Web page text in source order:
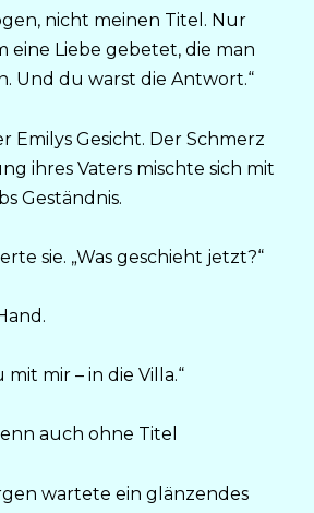
nicht meinen Titel. Nur
eine Liebe gebetet, die man
Und du warst die Antwort.“
Emilys Gesicht. Der Schmerz
ihres Vaters mischte sich mit
Geständnis.
sie. „Was geschieht jetzt?“
mir – in die Villa.“
auch ohne Titel
wartete ein glänzendes